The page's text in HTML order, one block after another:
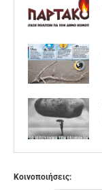
Κοινοποιήσεις: